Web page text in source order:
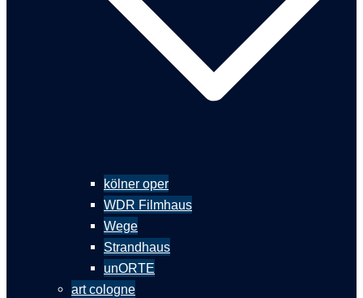
kölner oper
WDR Filmhaus
Wege
Strandhaus
unORTE
art cologne